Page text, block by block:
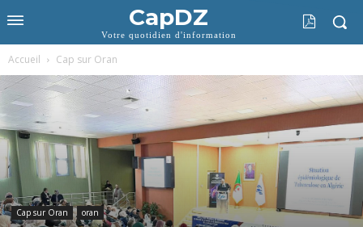
CapDZ
Votre quotidien d'information
Accueil Cap sur Oran
Cap sur Oran oran